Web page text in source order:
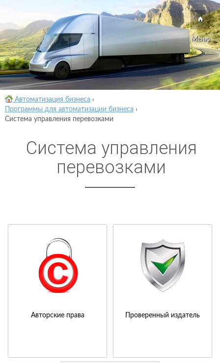
Меню
Автоматизация бизнеса ›
Программы для автоматизации бизнеса ›
Система управления перевозками
Система управления
перевозками
Авторские права Проверенный издатель